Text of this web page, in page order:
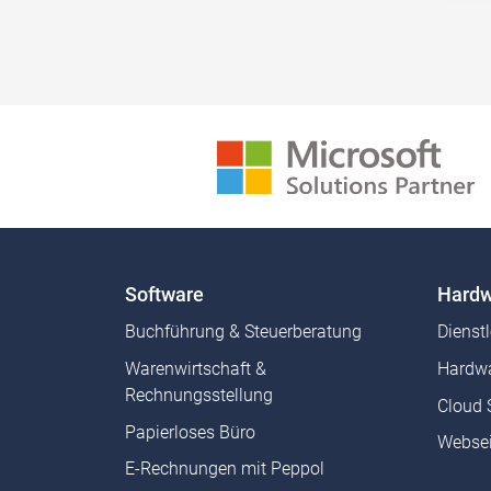
Software
Buchführung & Steuerberatung
Warenwirtschaft &
Rechnungsstellung
Papierloses Büro
E-Rechnungen mit Peppol
Cloud